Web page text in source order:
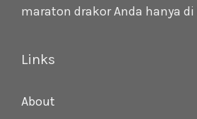
maraton drakor Anda hanya di
Links
About